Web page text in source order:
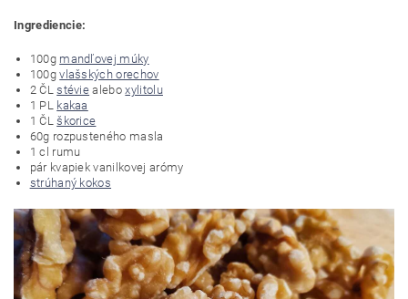
Ingrediencie:
100g mandľovej múky
100gvlašských orechov
2 ČLstévie aleboxylitolu
1 PL kakaa
1 ČLškorice
60g rozpusteného masla
1 cl rumu
pár kvapiek vanilkovej arómy
strúhaný kokos